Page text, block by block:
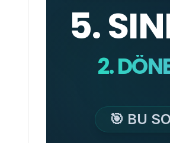
5.
2.
🎯 BU